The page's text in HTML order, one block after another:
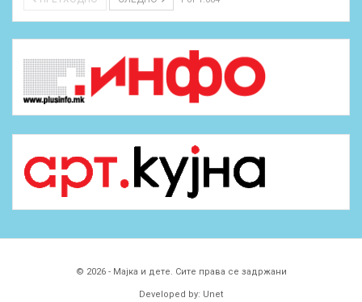
© 2026 - Мајка и дете. Сите права се задржани
Developed by: Unet